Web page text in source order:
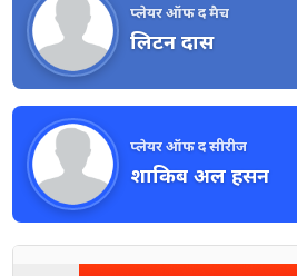
प्लेयर ऑफ द मैच
लिटन दास
प्लेयर ऑफ द सीरीज
शाकिब अल हसन